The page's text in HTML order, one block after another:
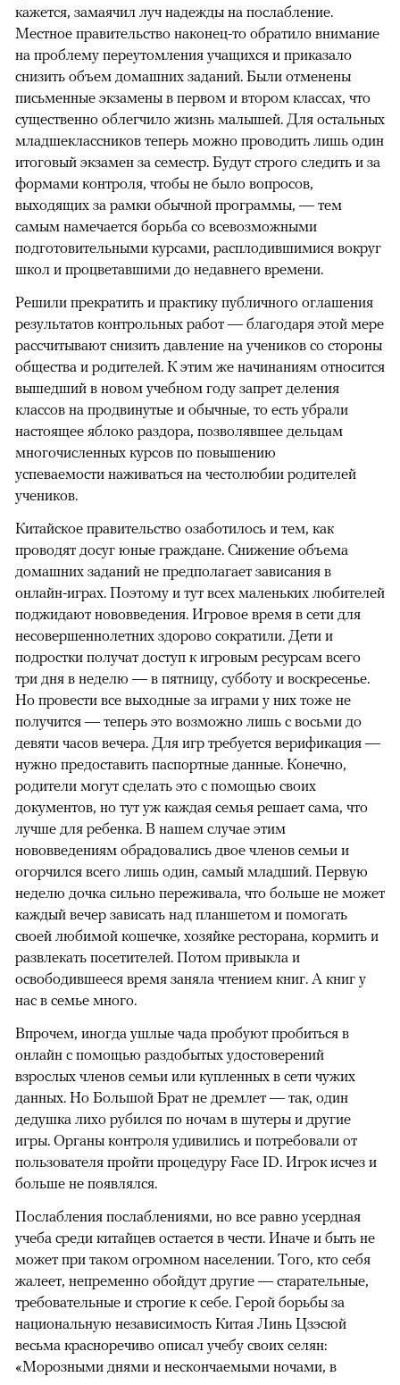
кажется, замаячил луч надежды на послабление.
Местное правительство наконец-то обратило внимание
на проблему переутомления учащихся и приказало
снизить объем домашних заданий. Были отменены
письменные экзамены в первом и втором классах, что
существенно облегчило жизнь малышей. Для остальных
младшеклассников теперь можно проводить лишь один
итоговый экзамен за семестр. Будут строго следить и за
формами контроля, чтобы не было вопросов,
выходящих за рамки обычной программы, — тем
самым намечается борьба со всевозможными
подготовительными курсами, расплодившимися вокруг
школ и процветавшими до недавнего времени.
Решили прекратить и практику публичного оглашения
результатов контрольных работ — благодаря этой мере
рассчитывают снизить давление на учеников со стороны
общества и родителей. К этим же начинаниям относится
вышедший в новом учебном году запрет деления
классов на продвинутые и обычные, то есть убрали
настоящее яблоко раздора, позволявшее дельцам
многочисленных курсов по повышению
успеваемости наживаться на честолюбии родителей
учеников.
Китайское правительство озаботилось и тем, как
проводят досуг юные граждане. Снижение объема
домашних заданий не предполагает зависания в
онлайн-играх. Поэтому и тут всех маленьких любителей
поджидают нововведения. Игровое время в сети для
несовершеннолетних здорово сократили. Дети и
подростки получат доступ к игровым ресурсам всего
три дня в неделю — в пятницу, субботу и воскресенье.
Но провести все выходные за играми у них тоже не
получится — теперь это возможно лишь с восьми до
девяти часов вечера. Для игр требуется верификация —
нужно предоставить паспортные данные. Конечно,
родители могут сделать это с помощью своих
документов, но тут уж каждая семья решает сама, что
лучше для ребенка. В нашем случае этим
нововведениям обрадовались двое членов семьи и
огорчился всего лишь один, самый младший. Первую
неделю дочка сильно переживала, что больше не может
каждый вечер зависать над планшетом и помогать
своей любимой кошечке, хозяйке ресторана, кормить и
развлекать посетителей. Потом привыкла и
освободившееся время заняла чтением книг. А книг у
нас в семье много.
Впрочем, иногда ушлые чада пробуют пробиться в
онлайн с помощью раздобытых удостоверений
взрослых членов семьи или купленных в сети чужих
данных. Но Большой Брат не дремлет — так, один
дедушка лихо рубился по ночам в шутеры и другие
игры. Органы контроля удивились и потребовали от
пользователя пройти процедуру Face ID. Игрок исчез и
больше не появлялся.
Послабления послаблениями, но все равно усердная
учеба среди китайцев остается в чести. Иначе и быть не
может при таком огромном населении. Того, кто себя
жалеет, непременно обойдут другие — старательные,
требовательные и строгие к себе. Герой борьбы за
национальную независимость Китая Линь Цзэсюй
весьма красноречиво описал учебу своих селян:
«Морозными днями и нескончаемыми ночами, в